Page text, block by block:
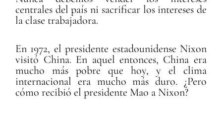
centrales del país ni sacrificar los intereses de
la clase trabajadora.
En 1972, el presidente estadounidense Nixon
visitó China. En aquel entonces, China era
mucho más pobre que hoy, y el clima
internacional era mucho más duro. ¿Pero
cómo recibió el presidente Mao a Nixon?